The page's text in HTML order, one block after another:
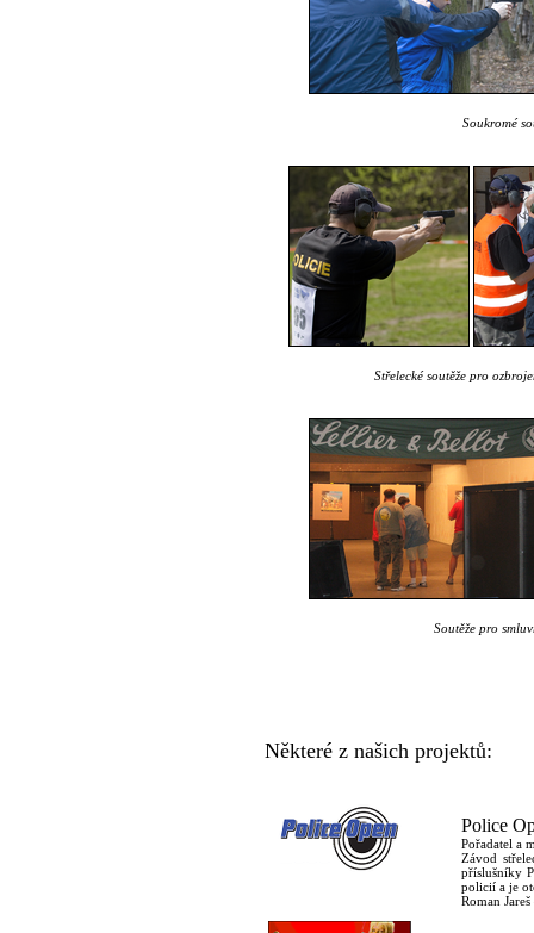
Soukromé
Střelecké soutěže pro
Soutěže pro
Některé z našich projektů:
Police
Pořadatel a
Závod
příslušníky
policií a je
Roman